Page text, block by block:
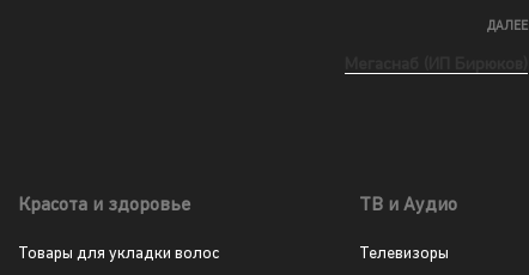
ДАЛЕЕ
Красота и здоровье
Товары для укладки волос
ТВ и Аудио
Телевизоры